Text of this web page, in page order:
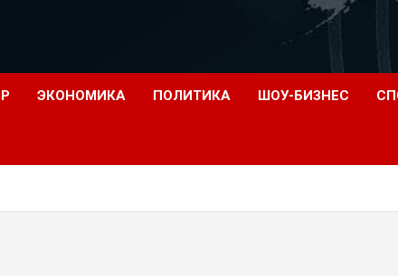
ЭКОНОМИКА ПОЛИТИКА ШОУ-БИЗНЕС